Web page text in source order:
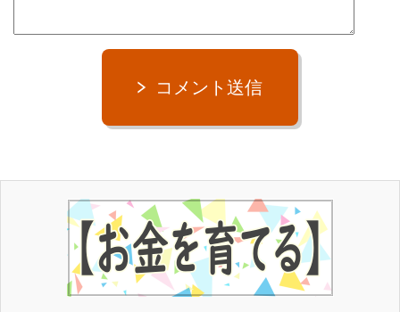
３匹と龍市の出会いのヒストリーはメルマガ1通目で紹介してい
龍市の公式無料メルマガを読んでみる！
コメント送信